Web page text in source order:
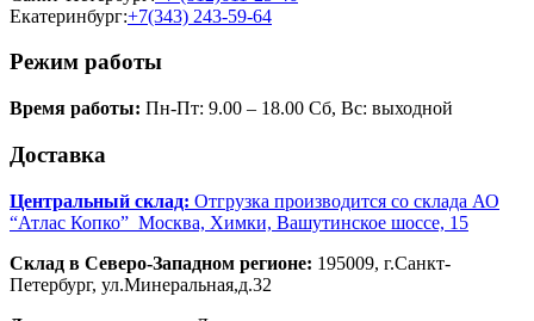
Екатеринбург:+7(343) 243-59-64
Режим работы
Время работы: Пн-Пт: 9.00 – 18.00 Сб, Вс: выходной
Доставка
Центральный склад: Отгрузка производится со склада АО
“Атлас Копко” Москва, Химки, Вашутинское шоссе, 15
Склад в Северо-Западном регионе: 195009, г.Санкт-
Петербург, ул.Минеральная,д.32